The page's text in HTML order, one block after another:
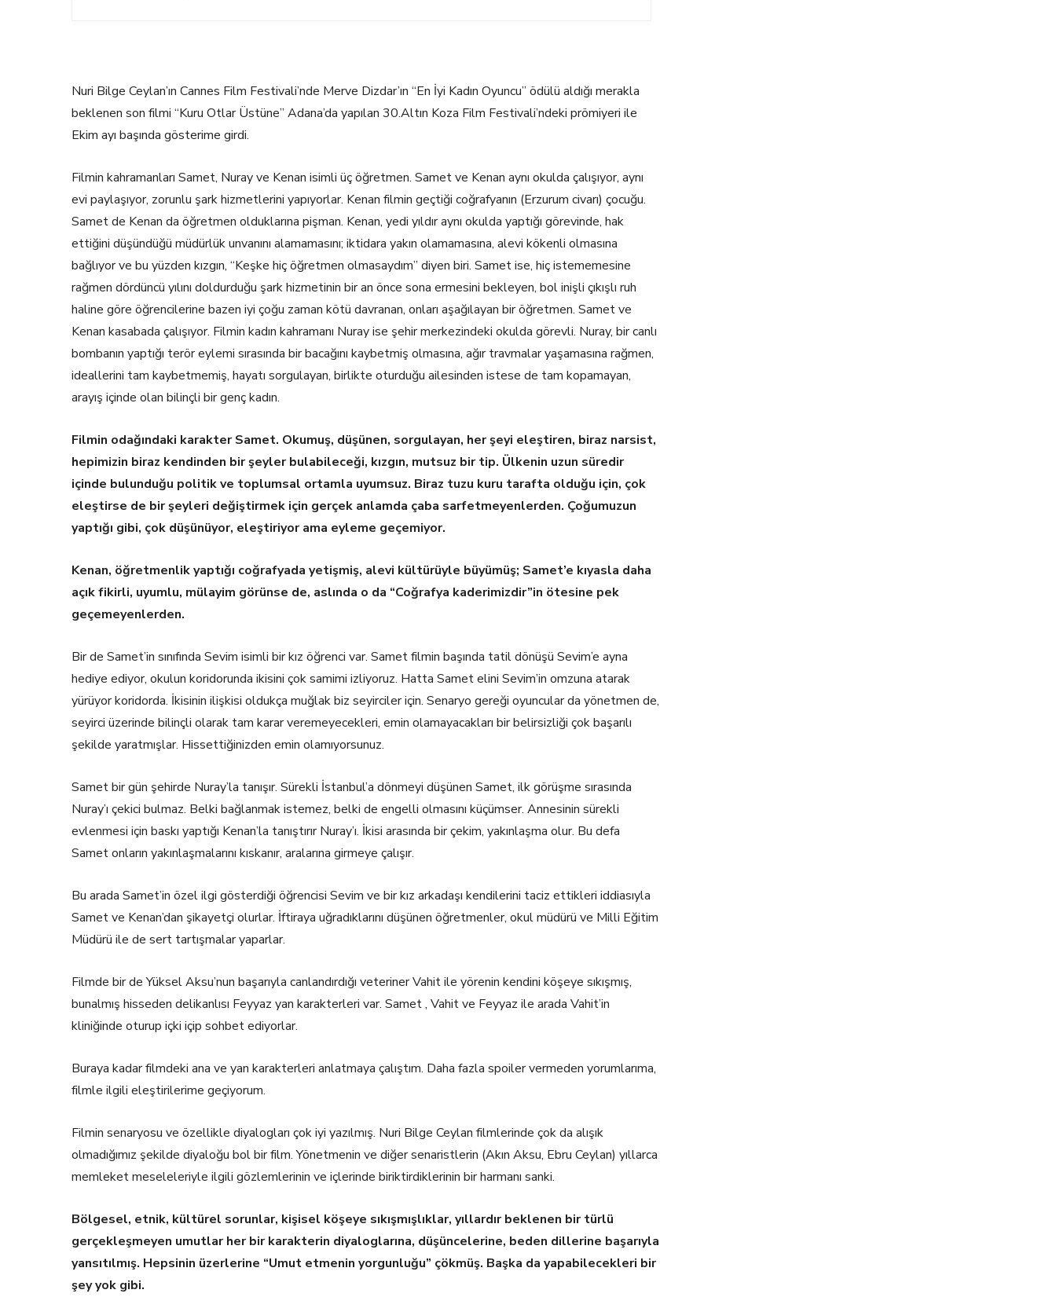
Nuri Bilge Ceylan’ın Cannes Film Festivali’nde Merve Dizdar’ın “En İyi Kadın Oyuncu” ödülü aldığı merakla
beklenen son filmi “Kuru Otlar Üstüne” Adana’da yapılan 30.Altın Koza Film Festivali’ndeki prömiyeri ile
Ekim ayı başında gösterime girdi.
Filmin kahramanları Samet, Nuray ve Kenan isimli üç öğretmen. Samet ve Kenan aynı okulda çalışıyor, aynı
evi paylaşıyor, zorunlu şark hizmetlerini yapıyorlar. Kenan filmin geçtiği coğrafyanın (Erzurum civarı) çocuğu.
Samet de Kenan da öğretmen olduklarına pişman. Kenan, yedi yıldır aynı okulda yaptığı görevinde, hak
ettiğini düşündüğü müdürlük unvanını alamamasını; iktidara yakın olamamasına, alevi kökenli olmasına
bağlıyor ve bu yüzden kızgın, “Keşke hiç öğretmen olmasaydım” diyen biri. Samet ise, hiç istememesine
rağmen dördüncü yılını doldurduğu şark hizmetinin bir an önce sona ermesini bekleyen, bol inişli çıkışlı ruh
haline göre öğrencilerine bazen iyi çoğu zaman kötü davranan, onları aşağılayan bir öğretmen. Samet ve
Kenan kasabada çalışıyor. Filmin kadın kahramanı Nuray ise şehir merkezindeki okulda görevli. Nuray, bir canlı
bombanın yaptığı terör eylemi sırasında bir bacağını kaybetmiş olmasına, ağır travmalar yaşamasına rağmen,
ideallerini tam kaybetmemiş, hayatı sorgulayan, birlikte oturduğu ailesinden istese de tam kopamayan,
arayış içinde olan bilinçli bir genç kadın.
Filmin odağındaki karakter Samet. Okumuş, düşünen, sorgulayan, her şeyi eleştiren, biraz narsist,
hepimizin biraz kendinden bir şeyler bulabileceği, kızgın, mutsuz bir tip. Ülkenin uzun süredir
içinde bulunduğu politik ve toplumsal ortamla uyumsuz. Biraz tuzu kuru tarafta olduğu için, çok
eleştirse de bir şeyleri değiştirmek için gerçek anlamda çaba sarfetmeyenlerden. Çoğumuzun
yaptığı gibi, çok düşünüyor, eleştiriyor ama eyleme geçemiyor.
Kenan, öğretmenlik yaptığı coğrafyada yetişmiş, alevi kültürüyle büyümüş; Samet’e kıyasla daha
açık fikirli, uyumlu, mülayim görünse de, aslında o da “Coğrafya kaderimizdir”in ötesine pek
geçemeyenlerden.
Bir de Samet’in sınıfında Sevim isimli bir kız öğrenci var. Samet filmin başında tatil dönüşü Sevim’e ayna
hediye ediyor, okulun koridorunda ikisini çok samimi izliyoruz. Hatta Samet elini Sevim’in omzuna atarak
yürüyor koridorda. İkisinin ilişkisi oldukça muğlak biz seyirciler için. Senaryo gereği oyuncular da yönetmen de,
seyirci üzerinde bilinçli olarak tam karar veremeyecekleri, emin olamayacakları bir belirsizliği çok başarılı
şekilde yaratmışlar. Hissettiğinizden emin olamıyorsunuz.
Samet bir gün şehirde Nuray’la tanışır. Sürekli İstanbul’a dönmeyi düşünen Samet, ilk görüşme sırasında
Nuray’ı çekici bulmaz. Belki bağlanmak istemez, belki de engelli olmasını küçümser. Annesinin sürekli
evlenmesi için baskı yaptığı Kenan’la tanıştırır Nuray’ı. İkisi arasında bir çekim, yakınlaşma olur. Bu defa
Samet onların yakınlaşmalarını kıskanır, aralarına girmeye çalışır.
Bu arada Samet’in özel ilgi gösterdiği öğrencisi Sevim ve bir kız arkadaşı kendilerini taciz ettikleri iddiasıyla
Samet ve Kenan’dan şikayetçi olurlar. İftiraya uğradıklarını düşünen öğretmenler, okul müdürü ve Milli Eğitim
Müdürü ile de sert tartışmalar yaparlar.
Filmde bir de Yüksel Aksu’nun başarıyla canlandırdığı veteriner Vahit ile yörenin kendini köşeye sıkışmış,
bunalmış hisseden delikanlısı Feyyaz yan karakterleri var. Samet , Vahit ve Feyyaz ile arada Vahit’in
kliniğinde oturup içki içip sohbet ediyorlar.
Buraya kadar filmdeki ana ve yan karakterleri anlatmaya çalıştım. Daha fazla spoiler vermeden yorumlarıma,
filmle ilgili eleştirilerime geçiyorum.
Filmin senaryosu ve özellikle diyalogları çok iyi yazılmış. Nuri Bilge Ceylan filmlerinde çok da alışık
olmadığımız şekilde diyaloğu bol bir film. Yönetmenin ve diğer senaristlerin (Akın Aksu, Ebru Ceylan) yıllarca
memleket meseleleriyle ilgili gözlemlerinin ve içlerinde biriktirdiklerinin bir harmanı sanki.
Bölgesel, etnik, kültürel sorunlar, kişisel köşeye sıkışmışlıklar, yıllardır beklenen bir türlü
gerçekleşmeyen umutlar her bir karakterin diyaloglarına, düşüncelerine, beden dillerine başarıyla
yansıtılmış. Hepsinin üzerlerine “Umut etmenin yorgunluğu” çökmüş. Başka da yapabilecekleri bir
şey yok gibi.